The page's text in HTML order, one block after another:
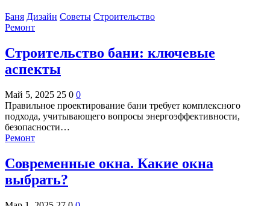
Баня Дизайн Советы Строительство
Ремонт
Строительство бани: ключевые
аспекты
Май 5, 2025 25 0 0
Правильное проектирование бани требует комплексного
подхода, учитывающего вопросы энергоэффективности,
безопасности…
Ремонт
Современные окна. Какие окна
выбрать?